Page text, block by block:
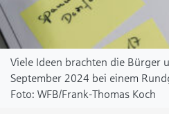
Viele Ideen brachten die Bürger
September 2024 bei einem
WFB/Frank-Thomas Koch